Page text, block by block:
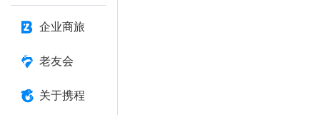
企业商旅
老友会
关于携程